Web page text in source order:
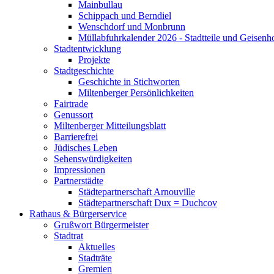
Mainbullau
Schippach und Berndiel
Wenschdorf und Monbrunn
Müllabfuhrkalender 2026 - Stadtteile und
Stadtentwicklung
Projekte
Stadtgeschichte
Geschichte in Stichworten
Miltenberger Persönlichkeiten
Fairtrade
Genussort
Miltenberger Mitteilungsblatt
Barrierefrei
Jüdisches Leben
Sehenswürdigkeiten
Impressionen
Partnerstädte
Städtepartnerschaft Arnouville
Städtepartnerschaft Dux = Duchcov
Rathaus & Bürgerservice
Grußwort Bürgermeister
Stadtrat
Aktuelles
Stadträte
Gremien